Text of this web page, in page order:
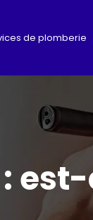
de plomberie